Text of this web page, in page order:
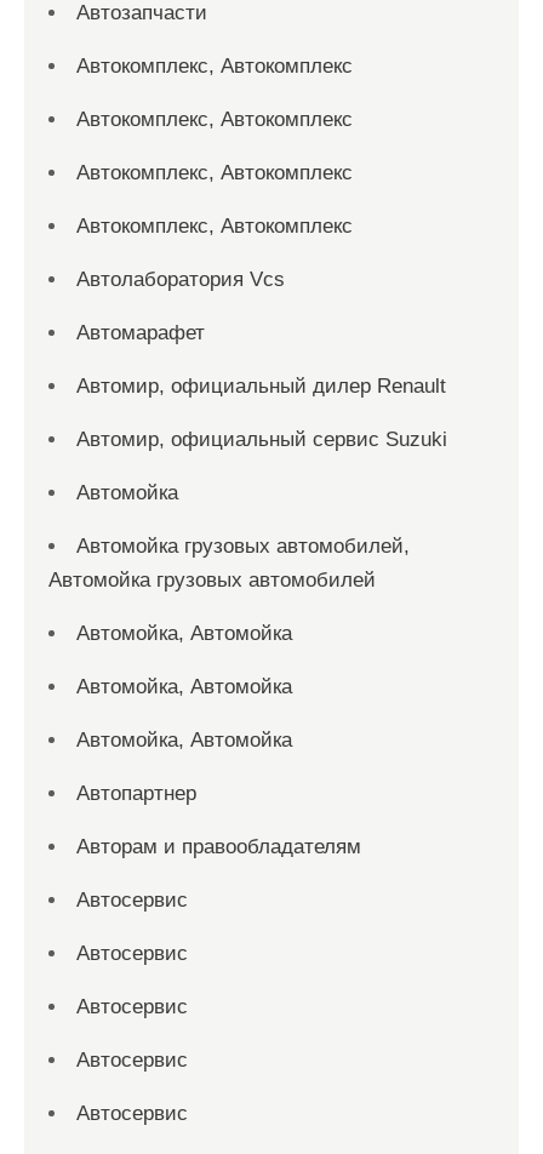
Автозапчасти
Автокомплекс, Автокомплекс
Автокомплекс, Автокомплекс
Автокомплекс, Автокомплекс
Автокомплекс, Автокомплекс
Автолаборатория Vcs
Автомарафет
Автомир, официальный дилер Renault
Автомир, официальный сервис Suzuki
Автомойка
Автомойка грузовых автомобилей,
Автомойка грузовых автомобилей
Автомойка, Автомойка
Автомойка, Автомойка
Автомойка, Автомойка
Автопартнер
Авторам и правообладателям
Автосервис
Автосервис
Автосервис
Автосервис
Автосервис